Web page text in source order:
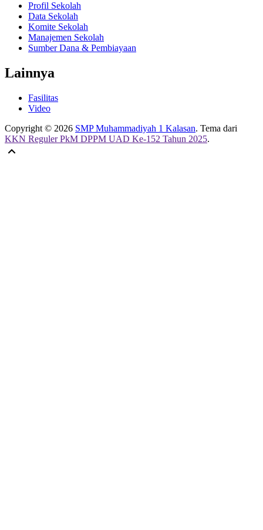
Profil Sekolah
Data Sekolah
Komite Sekolah
Manajemen Sekolah
Sumber Dana & Pembiayaan
Lainnya
Fasilitas
Video
Copyright © 2026 SMP Muhammadiyah 1 Kalasan. Tema dari
KKN Reguler PkM DPPM UAD Ke-152 Tahun 2025.